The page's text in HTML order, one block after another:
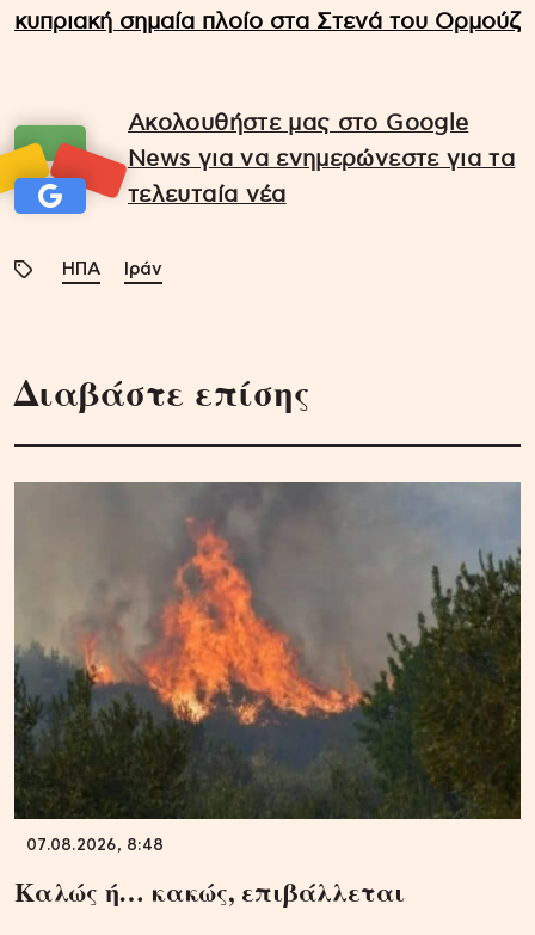
κυπριακή σημαία πλοίο στα Στενά του Ορμούζ
Ακολουθήστε μας στο Google
News για να ενημερώνεστε για τα
τελευταία νέα
ΗΠΑ Ιράν
Διαβάστε επίσης
07.08.2026, 8:48
Καλώς ή… κακώς, επιβάλλεται